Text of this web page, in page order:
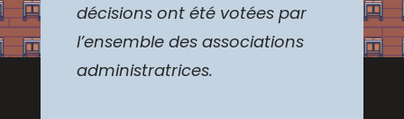
décisions ont été votées par
l’ensemble des associations
administratrices.